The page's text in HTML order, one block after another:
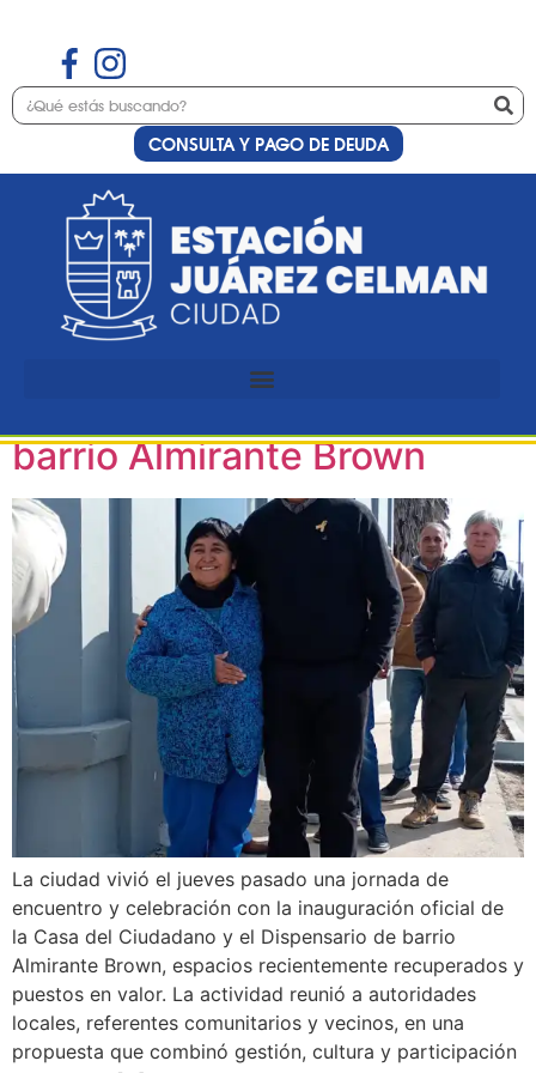
CONSULTA Y PAGO DE DEUDA
Etiqueta:gobierno
Estación Juárez Celman
celebró la recuperación de
barrio Almirante Brown
La ciudad vivió el jueves pasado una jornada de
encuentro y celebración con la inauguración oficial de
la Casa del Ciudadano y el Dispensario de barrio
Almirante Brown, espacios recientemente recuperados y
puestos en valor. La actividad reunió a autoridades
locales, referentes comunitarios y vecinos, en una
propuesta que combinó gestión, cultura y participación